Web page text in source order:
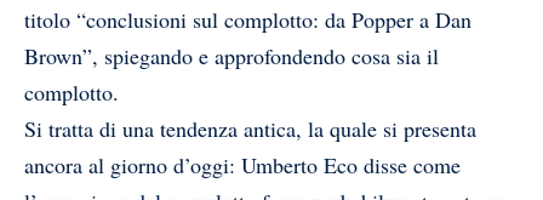
titolo “conclusioni sul complotto: da Popper a Dan
Brown”, spiegando e approfondendo cosa sia il
complotto.
Si tratta di una tendenza antica, la quale si presenta
ancora al giorno d’oggi: Umberto Eco disse come